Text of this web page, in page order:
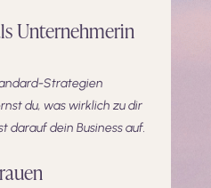
Unternehmerin
Strategien
du, was wirklich zu dir
darauf dein Business auf.